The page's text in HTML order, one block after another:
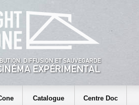
Catalogue Centre Doc